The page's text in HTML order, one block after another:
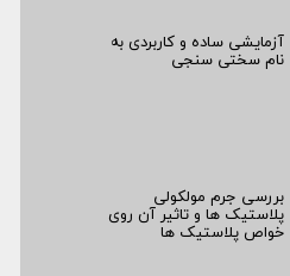
آزمایشی ساده و کاربردی به
نام سختی سنجی
بررسی جرم مولکولی
پلاستیک ها و تاثیر آن روی
خواص پلاستیک ها